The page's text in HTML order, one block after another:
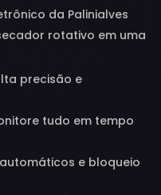
da Palinialves
rotativo em uma
precisão e
tudo em tempo
e bloqueio